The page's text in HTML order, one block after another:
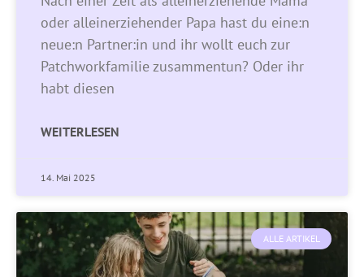
oder alleinerziehender Papa hast du eine:n
neue:n Partner:in und ihr wollt euch zur
Patchworkfamilie zusammentun? Oder ihr
habt diesen
WEITERLESEN
14. Mai 2025
ALLE ARTIKEL